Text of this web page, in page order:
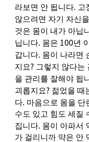
라보면 안 됩니다. 고
않으려면 자기 자신
것은 몸이 내가 아닙
닙니다. 몸은 100년
갑니다. 몸이 나라면
지요? 그렇지 않다는
을 관리를 잘해야 됩
괴롭지요? 젊었을 때
다. 마음으로 몸을 단
수도 있고 힘도 세질
집니다. 몸이 아파서
가 걸리니까 약은 안